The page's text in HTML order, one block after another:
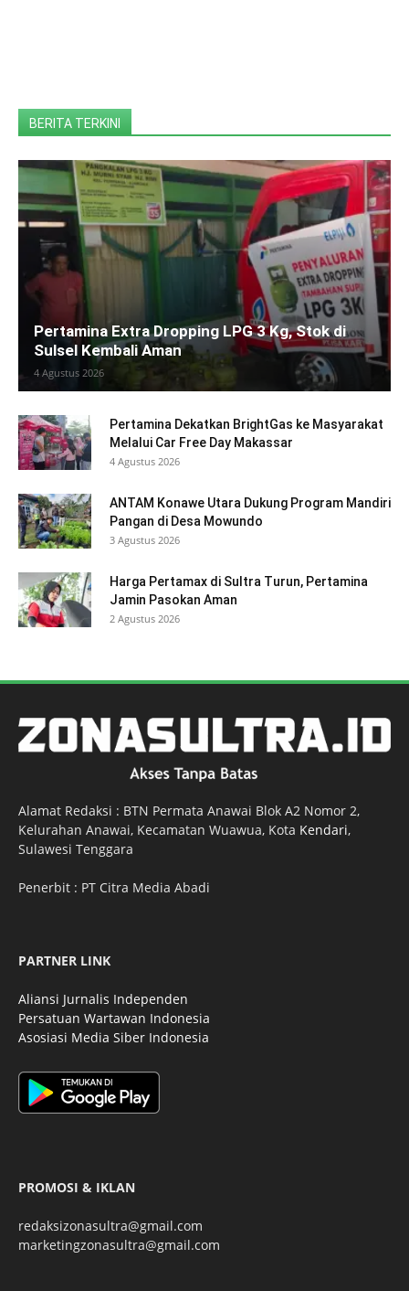
BERITA TERKINI
Pertamina Extra Dropping LPG 3 Kg, Stok di
Sulsel Kembali Aman
4 Agustus 2026
Pertamina Dekatkan BrightGas ke Masyarakat
Melalui Car Free Day Makassar
4 Agustus 2026
ANTAM Konawe Utara Dukung Program Mandiri
Pangan di Desa Mowundo
3 Agustus 2026
Harga Pertamax di Sultra Turun, Pertamina
Jamin Pasokan Aman
2 Agustus 2026
Alamat Redaksi : BTN Permata Anawai Blok A2 Nomor 2,
Kelurahan Anawai, Kecamatan Wuawua, Kota Kendari,
Sulawesi Tenggara
Penerbit : PT Citra Media Abadi
PARTNER LINK
Aliansi Jurnalis Independen
Persatuan Wartawan Indonesia
Asosiasi Media Siber Indonesia
PROMOSI & IKLAN
redaksizonasultra@gmail.com
marketingzonasultra@gmail.com